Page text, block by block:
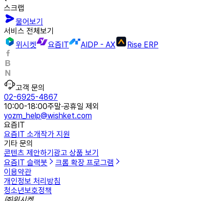
스크랩
물어보기
서비스 전체보기
위시켓
요즘IT AIDP - AX Rise ERP
고객 문의
02-6925-4867
10:00-18:00주말·공휴일 제외
yozm_help@wishket.com
요즘IT
요즘IT 소개작가 지원
기타 문의
콘텐츠 제안하기 광고 상품 보기
요즘IT 슬랙봇
크롬 확장 프로그램
이용약관
개인정보 처리방침
청소년보호정책